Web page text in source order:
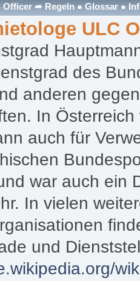
➦ Regeln ● Glossar ●
ULC
des
anderen
In
auch für
war auch ein
In vielen
und